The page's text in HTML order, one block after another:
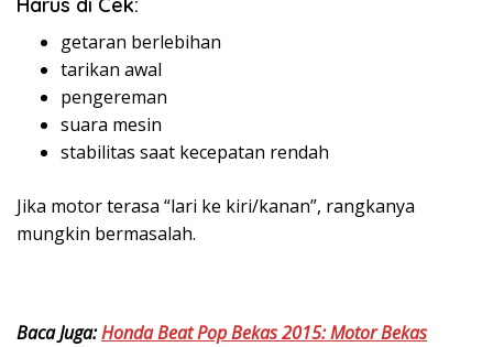
Harus di Cek:
getaran berlebihan
tarikan awal
pengereman
suara mesin
stabilitas saat kecepatan rendah
Jika motor terasa “lari ke kiri/kanan”, rangkanya
mungkin bermasalah.
Baca Juga:Honda Beat Pop Bekas 2015: Motor Bekas